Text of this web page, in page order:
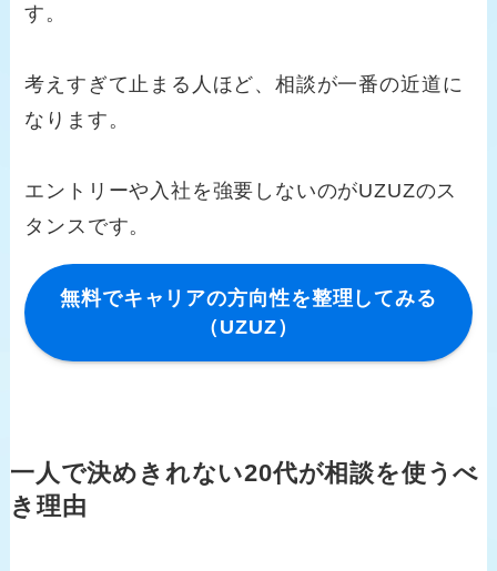
す。
考えすぎて止まる人ほど、相談が一番の近道に
なります。
エントリーや入社を強要しないのがUZUZのス
タンスです。
無料でキャリアの方向性を整理してみる
（UZUZ）
一人で決めきれない20代が相談を使うべ
き理由